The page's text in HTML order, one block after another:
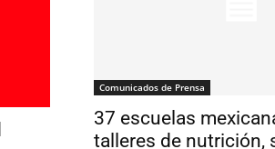
Comunicados de Prensa
37 escuelas
talleres de nutrición,